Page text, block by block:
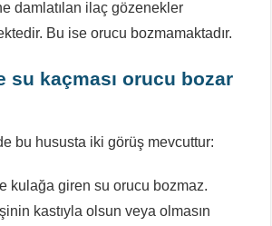
damlatılan ilaç gözenekler
Bu ise orucu bozmamaktadır.
su kaçması orucu bozar
bu hususta iki görüş mevcuttur:
kulağa giren su orucu bozmaz.
kastıyla olsun veya olmasın